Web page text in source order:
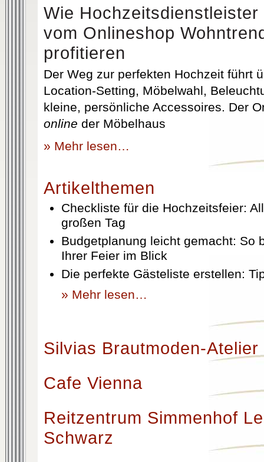
Wie
vom Onlineshop
profitieren
Der Weg zur perfekten Hochzeit führt
Location-Setting, Möbelwahl,
kleine, persönliche Accessoires. Der
online der Möbelhaus
» Mehr lesen…
Artikelthemen
Checkliste für die Hochzeitsfeier:
großen Tag
Budgetplanung leicht gemacht: So
Ihrer Feier im Blick
Die perfekte Gästeliste erstellen:
» Mehr lesen…
Silvias Brautmoden-Atelier
Cafe Vienna
Reitzentrum Simmenhof
Schwarz